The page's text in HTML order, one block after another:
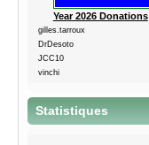
Year 2026 Donations
gilles.tarroux
DrDesoto
JCC10
vinchi
Statistiques